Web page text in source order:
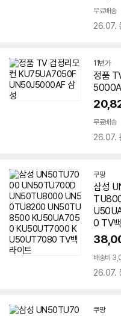
무료배송
26.07.
11번가
정품
무료배송
26.07.
쿠팡
삼성
0 TV
배송비
26.07.
쿠팡